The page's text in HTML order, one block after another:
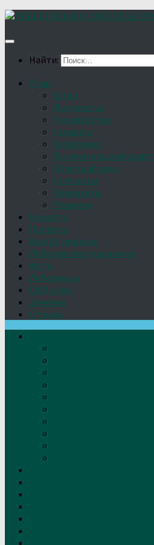
Найти:
О нас
Устав
Документы
Руководство
Команда
Правление
Попечительский совет
Отчёты фонда
Контакты
Реквизиты
Решение
Новости
Проекты
Дом Игумновых
Лебедянские художники
Фото
Лебедянцы
СМИ о нас
Земляки
Отзывы